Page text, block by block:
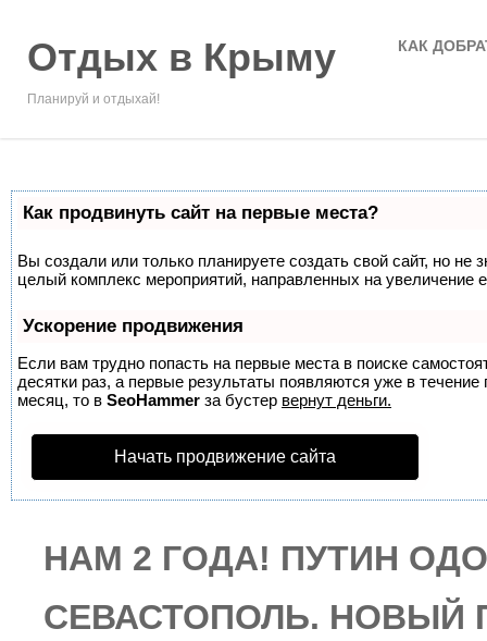
Отдых в Крыму
Планируй и отдыхай!
КАК
Как продвинуть сайт на первые места?
Вы создали или только планируете создать свой сайт, но не
целый комплекс мероприятий, направленных на увеличение
Ускорение продвижения
Если вам трудно попасть на первые места в поиске
десятки раз, а первые результаты появляются уже в
месяц, то в SeoHammer за бустер вернут деньги.
Начать продвижение сайта
НАМ 2 ГОДА! ПУТИН
СЕВАСТОПОЛЬ. НОВЫЙ